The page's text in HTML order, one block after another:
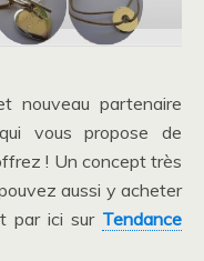
nouveau partenaire
vous propose de
! Un concept très
aussi y acheter
par ici sur Tendance